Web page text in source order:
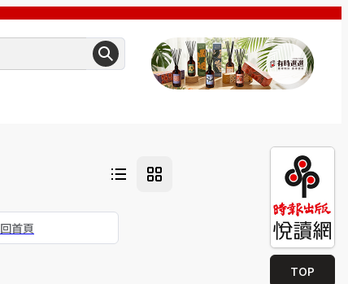
TOP
回首頁